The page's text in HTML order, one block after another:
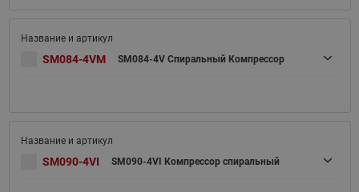
SM084-4VM SM084-4V Спиральный Компрессор
SM090-4VI SM090-4VI Компрессор спиральный